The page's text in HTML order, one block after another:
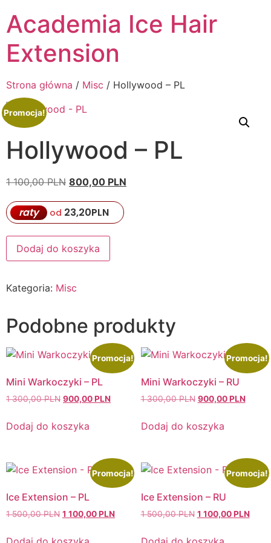
do
treści
Academia Ice Hair
Extension
Strona główna / Misc / Hollywood – PL
Promocja!
Hollywood – PL
1 100,00PLN Pierwotna
wynosiła:
1
100,00 PLN.
800,00 PLN
raty od 23,20PLN
ilość
Hollywood
-
Dodaj do koszyka
Kategoria: Misc
Podobne produkty
Promocja!
Mini Warkoczyki – PL
1 300,00PLN Pierwotna
wynosiła:
900,00PLNAktualna
Dodaj do koszyka
Promocja!
Mini Warkoczyki – RU
1 300,00PLN Pierwotna
wynosiła:
900,00PLN
Dodaj do koszyka
Promocja!
Ice Extension – PL
1 500,00PLN Pierwotna
wynosiła:
1 100,00PLNAktualna
wynosi:
Promocja!
Ice Extension – RU
1 500,00PLN Pierwotna
wynosiła:
1 100,00PLN